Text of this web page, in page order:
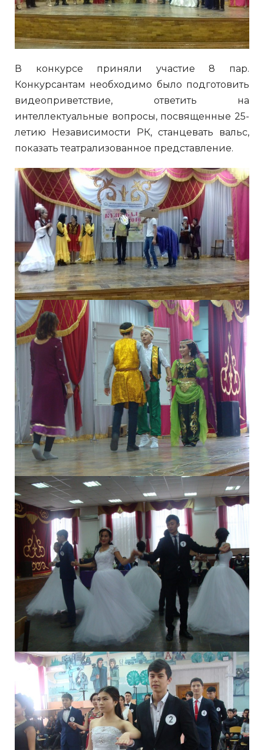
В конкурсе приняли участие 8 пар.
Конкурсантам необходимо было подготовить
видеоприветствие, ответить на
интеллектуальные вопросы, посвященные 25-
летию Независимости РК, станцевать вальс,
показать театрализованное представление.